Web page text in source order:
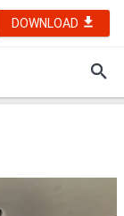
DOWNLOAD